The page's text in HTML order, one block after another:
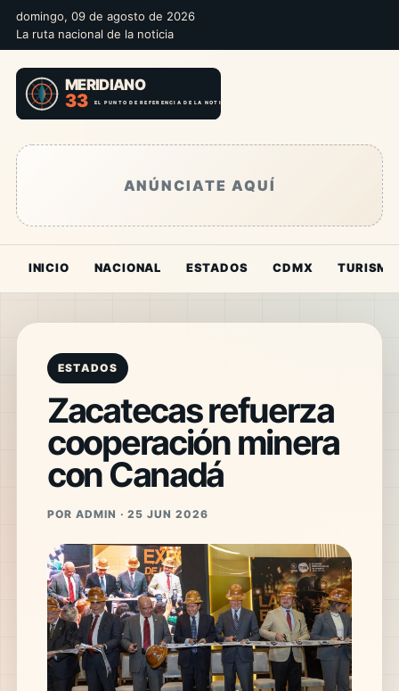
domingo, 09 de agosto de 2026
La ruta nacional de la noticia
ANÚNCIATE AQUÍ
INICIO NACIONAL ESTADOS CDMX TURISMO
ESTADOS
Zacatecas refuerza
cooperación minera
con Canadá
POR ADMIN · 25 JUN 2026